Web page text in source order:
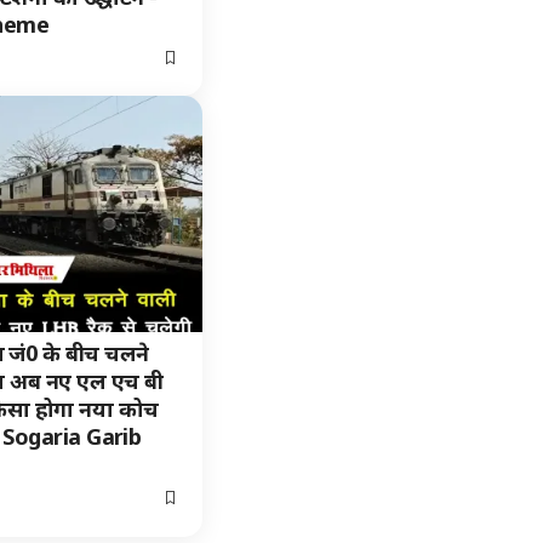
जं0 के बीच चलने
अब नए एल एच बी
होगा नया कोच
Garib